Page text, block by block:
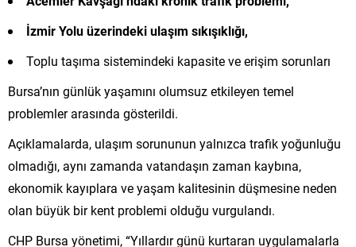
İzmir Yolu üzerindeki ulaşım sıkışıklığı,
Toplu taşıma sistemindeki kapasite ve erişim sorunları
Bursa’nın günlük yaşamını olumsuz etkileyen temel
problemler arasında gösterildi.
Açıklamalarda, ulaşım sorununun yalnızca trafik yoğunluğu
olmadığı, aynı zamanda vatandaşın zaman kaybına,
ekonomik kayıplara ve yaşam kalitesinin düşmesine neden
olan büyük bir kent problemi olduğu vurgulandı.
CHP Bursa yönetimi, “Yıllardır günü kurtaran uygulamalarla